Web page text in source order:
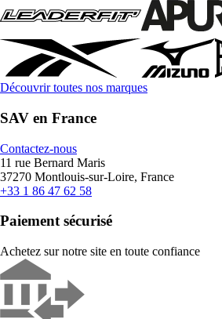
Découvrir toutes nos marques
SAV en France
Contactez-nous
11 rue Bernard Maris
37270 Montlouis-sur-Loire, France
+33 1 86 47 62 58
Paiement sécurisé
Achetez sur notre site en toute confiance